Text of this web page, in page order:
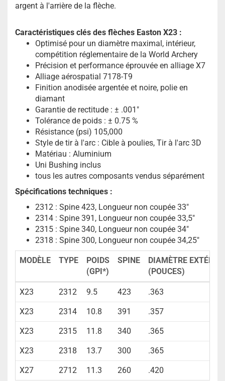
argent à l'arrière de la flèche.
Caractéristiques clés des flèches Easton X23 :
Optimisé pour un diamètre maximal, intérieur,
compétition réglementaire de la World Archery
Précision et performance éprouvée en alliage X7
Alliage aérospatial 7178-T9
Finition anodisée argentée et noire, polie en
diamant
Garantie de rectitude : ± .001"
Tolérance de poids : ± 0.75 %
Résistance (psi) 105,000
Style de tir à l'arc : Cible à poulies, Tir à l'arc 3D
Matériau : Aluminium
Uni Bushing inclus
tous les autres composants vendus séparément
Spécifications techniques :
2312 : Spine 423, Longueur non coupée 33"
2314 : Spine 391, Longueur non coupée 33,5"
2315 : Spine 340, Longueur non coupée 34"
2318 : Spine 300, Longueur non coupée 34,25"
MODÈLE TYPE
POIDS
(GPI*)
SPINE
DIAMÈTRE
(POUCES)
X23 2312 9.5 423 .363
X23 2314 10.8 391 .357
X23 2315 11.8 340 .365
X23 2318 13.7 300 .365
X27 2712 11.3 260 .420